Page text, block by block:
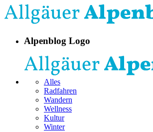
Alpenblog Logo
Alles
Radfahren
Wandern
Wellness
Kultur
Winter